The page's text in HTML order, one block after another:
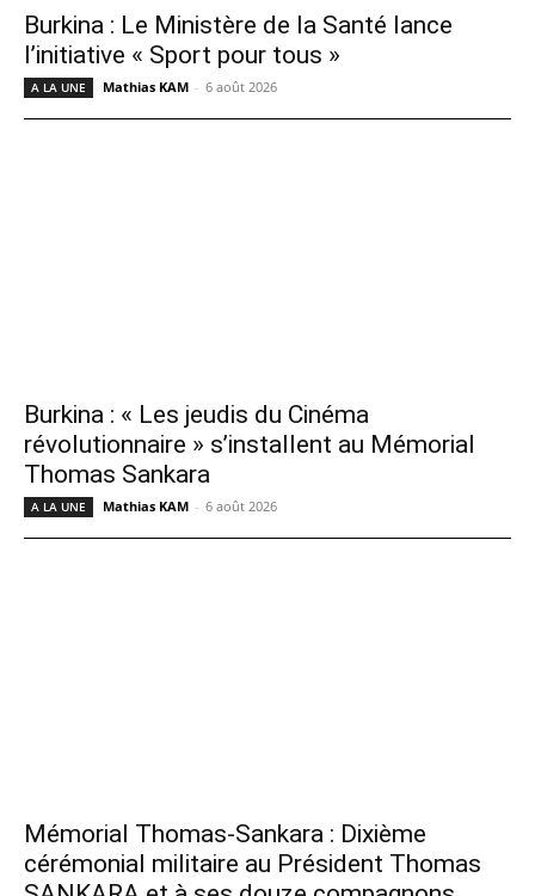
Burkina : Le Ministère de la Santé lance
l’initiative « Sport pour tous »
A LA UNE Mathias KAM - 6 août 2026
Burkina : « Les jeudis du Cinéma
révolutionnaire » s’installent au Mémorial
Thomas Sankara
A LA UNE Mathias KAM - 6 août 2026
Mémorial Thomas-Sankara : Dixième
cérémonial militaire au Président Thomas